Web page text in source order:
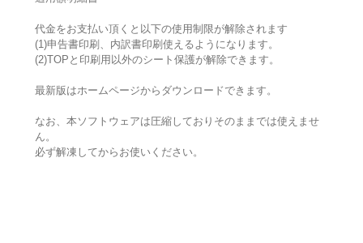
代金をお支払い頂くと以下の使用制限が解除されます
(1)申告書印刷、内訳書印刷使えるようになります。
(2)TOPと印刷用以外のシート保護が解除できます。
最新版はホームページからダウンロードできます。
なお、本ソフトウェアは圧縮しておりそのままでは使えませ
ん。
必ず解凍してからお使いください。